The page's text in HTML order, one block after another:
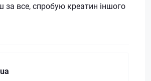
за все, спробую креатин іншого